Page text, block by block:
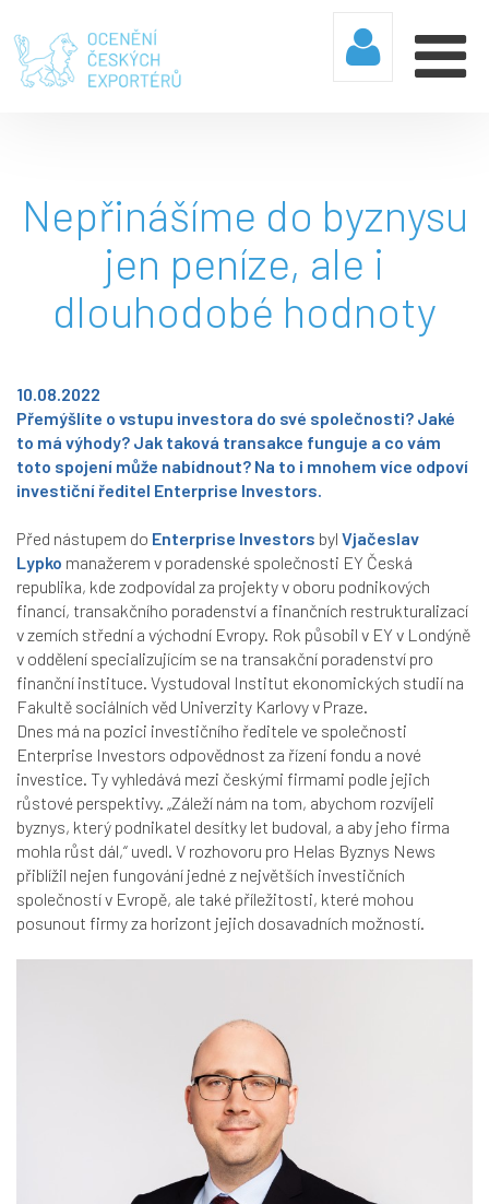
Nepřinášíme do byznysu
jen peníze, ale i
dlouhodobé hodnoty
10.08.2022
Přemýšlíte o vstupu investora do své společnosti? Jaké
to má výhody? Jak taková transakce funguje a co vám
toto spojení může nabídnout? Na to i mnohem více odpoví
investiční ředitel Enterprise Investors.
Před nástupem do Enterprise Investors byl Vjačeslav
Lypko manažerem v poradenské společnosti EY Česká
republika, kde zodpovídal za projekty v oboru podnikových
financí, transakčního poradenství a finančních restrukturalizací
v zemích střední a východní Evropy. Rok působil v EY v Londýně
v oddělení specializujícím se na transakční poradenství pro
finanční instituce. Vystudoval Institut ekonomických studií na
Fakultě sociálních věd Univerzity Karlovy v Praze.
Dnes má na pozici investičního ředitele ve společnosti
Enterprise Investors odpovědnost za řízení fondu a nové
investice. Ty vyhledává mezi českými firmami podle jejich
růstové perspektivy. „Záleží nám na tom, abychom rozvíjeli
byznys, který podnikatel desítky let budoval, a aby jeho firma
mohla růst dál,“ uvedl. V rozhovoru pro Helas Byznys News
přiblížil nejen fungování jedné z největších investičních
společností v Evropě, ale také příležitosti, které mohou
posunout firmy za horizont jejich dosavadních možností.